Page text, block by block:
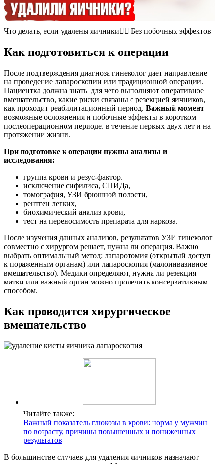
Что делать, если удалены яичники🤷‍♀️ Без побочных эффектов
Как подготовиться к операции
После подтверждения диагноза гинеколог дает направление
на проведение лапароскопии или традиционной операции.
Пациентка должна знать, для чего выполняют оперативное
вмешательство, какие риски связаны с резекцией яичников,
как проходит реабилитационный период. Важный момент
возможные осложнения и побочные эффекты в коротком
послеоперационном периоде, в течение первых двух лет и на
протяжении жизни.
При подготовке к операции нужны анализы и
исследования:
группа крови и резус-фактор,
исключение сифилиса, СПИДа,
томография, УЗИ брюшной полости,
рентген легких,
биохимический анализ крови,
тест на переносимость препарата для наркоза.
После изучения данных анализов, результатов УЗИ гинеколог
совместно с хирургом решает, нужна ли операция. Важно
выбрать оптимальный метод: лапаротомия (открытый доступ
к пораженным органам) или лапароскопия (малоинвазивное
вмешательство). Медики определяют, нужна ли резекция
матки или важный орган можно пролечить консервативным
способом.
Как проводится хирургическое
вмешательство
Читайте также:
Важный показатель глюкозы в крови: норма у мужчин
по возрасту, причины повышенных и пониженных
результатов
В большинстве случаев для удаления яичников назначают